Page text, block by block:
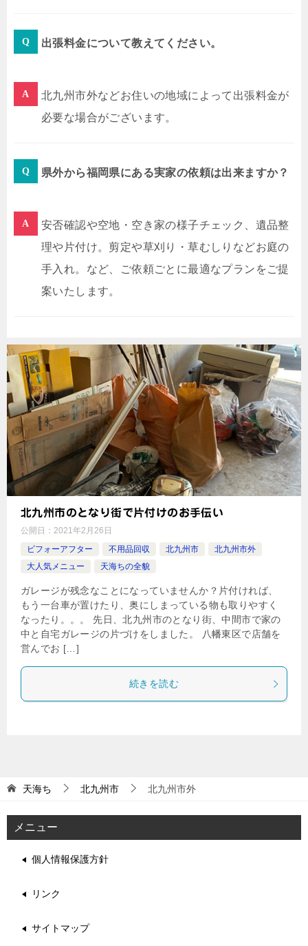
出張料金について教えてください。
北九州市外などお住いの地域によって出張料金が
必要な場合がございます。
県外から福岡県にある実家の依頼は出来ますか？
安否確認や空地・空き家の様子チェック、遺品整
理や片付け。剪定や草刈り・草むしりなどお庭の
手入れ。など、ご依頼ごとに最適なプランをご提
案いたします。
北九州市のとなり街で片付けのお手伝い
公開日： 2021年2月26日
ビフォーアフター
不用品回収 北九州市
北九州市外
大人気メニュー
天海ちの全貌
ガレージが残念なことになっていませんか？片付ければ、
もう一台車が置けたり、奥にしまっている物も取りやすく
なったり。。。 先日、北九州市のとなり街、中間市で家の
中と自宅ガレージの片づけをしました。 八幡東区で店舗を
営んでお […]
続きを読む
天海ち 北九州市 北九州市外
メニュー
個人情報保護方針
リンク
サイトマップ